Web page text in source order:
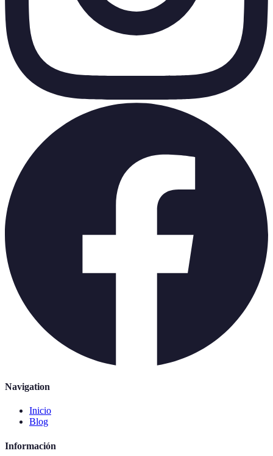
Navigation
Inicio
Blog
Información